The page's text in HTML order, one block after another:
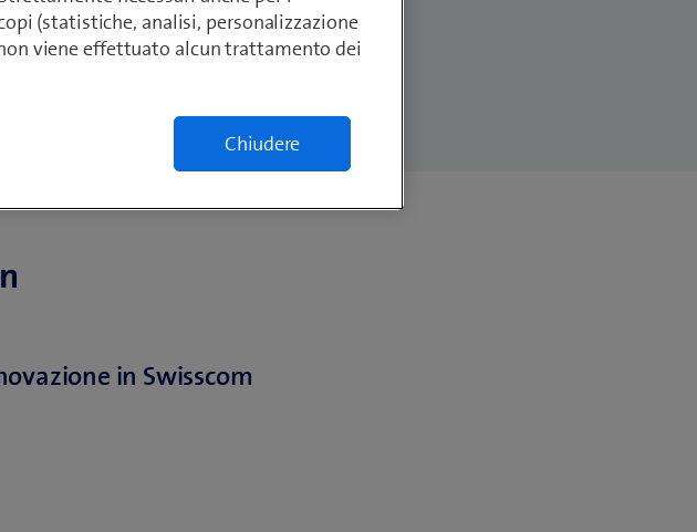
in Swisscom
(statistiche, analisi, personalizzazione
viene effettuato alcun trattamento dei
Chiudere